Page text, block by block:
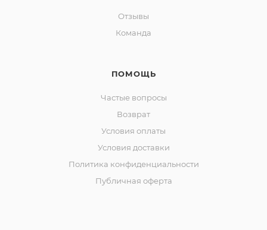
Отзывы
Команда
ПОМОЩЬ
Частые вопросы
Возврат
Условия оплаты
Условия доставки
Политика конфиденциальности
Публичная оферта